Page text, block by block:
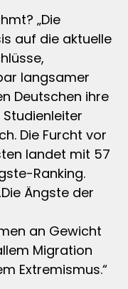
„Die
auf die aktuelle
langsamer
Deutschen ihre
Die Furcht vor
landet mit 57
Ranking.
Ängste der
an Gewicht
Migration
Extremismus.“